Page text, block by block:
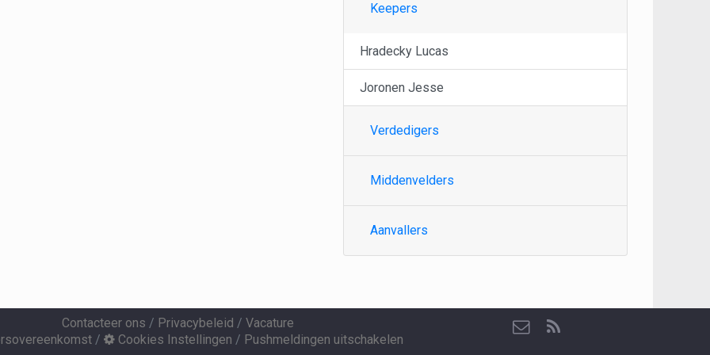
Keepers
Hradecky Lucas
Joronen Jesse
Verdedigers
Middenvelders
Aanvallers
Contacteer ons / Privacybeleid / Vacature
/ Cookies Instellingen / Pushmeldingen uitschakelen